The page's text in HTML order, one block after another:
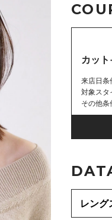
カッ
来店日条
対象スタ
その他条
レング